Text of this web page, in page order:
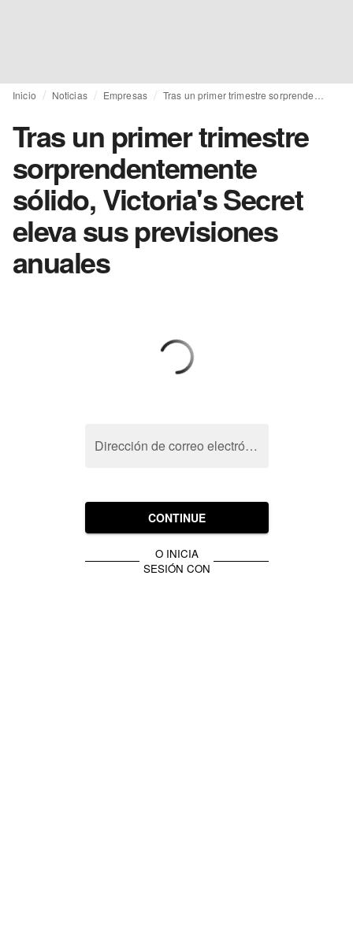
Inicio Noticias Empresas
Tras un primer trimestre
sorprendentemente
sólido, Victoria's Secret
eleva sus previsiones
anuales
Dirección de correo electrónico
CONTINUE
O INICIA
SESIÓN CON